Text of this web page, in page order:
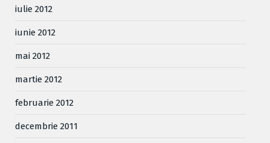
iulie 2012
iunie 2012
mai 2012
martie 2012
februarie 2012
decembrie 2011